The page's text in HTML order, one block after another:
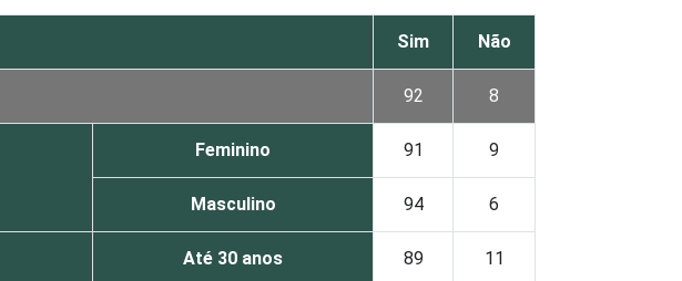
Sim Não
92 8
Feminino 91 9
Masculino 94 6
Até 30 anos 89 11